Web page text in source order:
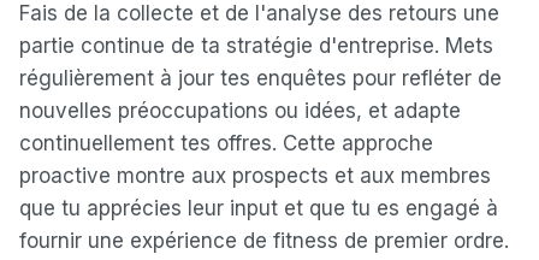
Fais de la collecte et de l'analyse des retours une
partie continue de ta stratégie d'entreprise. Mets
régulièrement à jour tes enquêtes pour refléter de
nouvelles préoccupations ou idées, et adapte
continuellement tes offres. Cette approche
proactive montre aux prospects et aux membres
que tu apprécies leur input et que tu es engagé à
fournir une expérience de fitness de premier ordre.